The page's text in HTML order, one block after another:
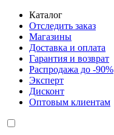
Каталог
Отследить заказ
Магазины
Доставка и оплата
Гарантия и возврат
Распродажа до -90%
Эксперт
Дисконт
Оптовым клиентам